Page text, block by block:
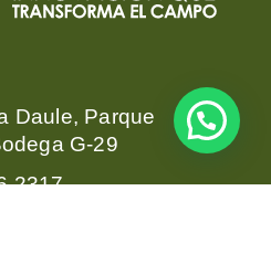
Daule, Parque
G-29
2317